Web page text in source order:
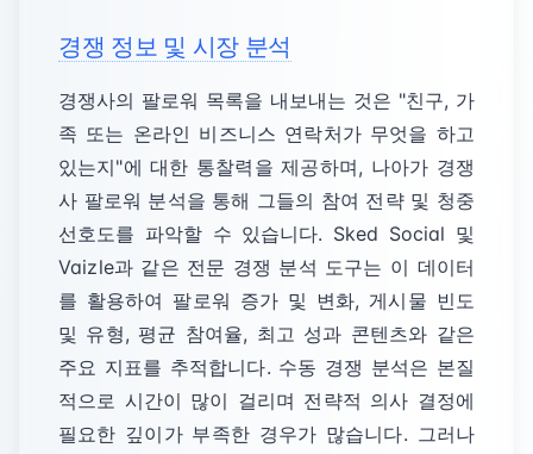
경쟁 정보 및 시장 분석
경쟁사의 팔로워 목록을 내보내는 것은 "친구, 가
족 또는 온라인 비즈니스 연락처가 무엇을 하고
있는지"에 대한 통찰력을 제공하며, 나아가 경쟁
사 팔로워 분석을 통해 그들의 참여 전략 및 청중
선호도를 파악할 수 있습니다. Sked Social 및
Vaizle과 같은 전문 경쟁 분석 도구는 이 데이터
를 활용하여 팔로워 증가 및 변화, 게시물 빈도
및 유형, 평균 참여율, 최고 성과 콘텐츠와 같은
주요 지표를 추적합니다. 수동 경쟁 분석은 본질
적으로 시간이 많이 걸리며 전략적 의사 결정에
필요한 깊이가 부족한 경우가 많습니다. 그러나